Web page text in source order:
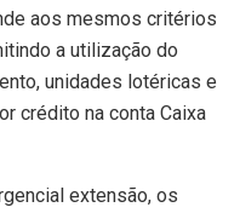
aos mesmos critérios
a utilização do
unidades lotéricas e
crédito na conta Caixa
extensão, os